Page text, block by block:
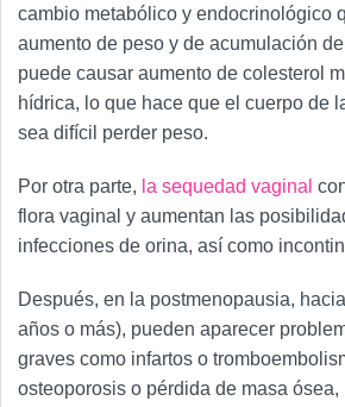
cambio metabólico y endocrinológico
aumento de peso y de acumulación
puede causar aumento de colesterol
hídrica, lo que hace que el cuerpo de
sea difícil perder peso.
Por otra parte, la sequedad vaginal
flora vaginal y aumentan las
infecciones de orina, así como
Después, en la postmenopausia,
años o más), pueden aparecer
graves como infartos o
osteoporosis o pérdida de masa